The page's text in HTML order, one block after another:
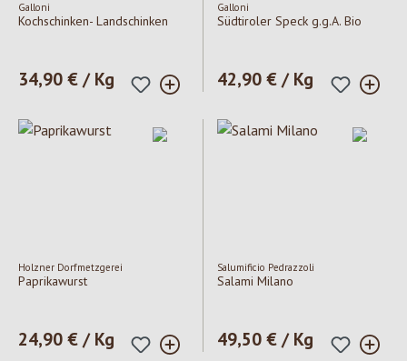
Galloni
Kochschinken- Landschinken
Regulärer Preis:
34,90 € / Kg
Galloni
Südtiroler Speck g.g.A. Bio
Regulärer Preis:
42,90 € / Kg
Holzner Dorfmetzgerei
Paprikawurst
Regulärer Preis:
24,90 € / Kg
Salumificio Pedrazzoli
Salami Milano
Regulärer Preis:
49,50 € / Kg